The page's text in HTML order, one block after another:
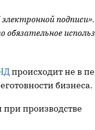
происходит не в
бизнеса.
производстве